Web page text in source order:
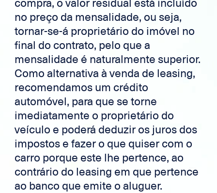
compra, o valor residual está incluído
no preço da mensalidade, ou seja,
tornar-se-á proprietário do imóvel no
final do contrato, pelo que a
mensalidade é naturalmente superior.
Como alternativa à venda de leasing,
recomendamos um crédito
automóvel, para que se torne
imediatamente o proprietário do
veículo e poderá deduzir os juros dos
impostos e fazer o que quiser com o
carro porque este lhe pertence, ao
contrário do leasing em que pertence
ao banco que emite o aluguer.